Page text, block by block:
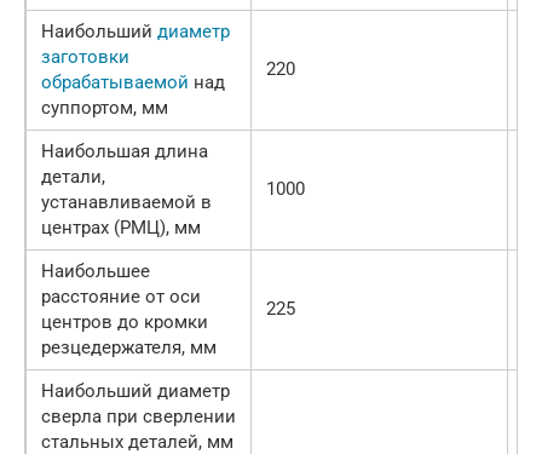
Наибольший диаметр
заготовки
обрабатываемой над
суппортом, мм
220
Наибольшая длина
детали,
устанавливаемой в
центрах (РМЦ), мм
1000
Наибольшее
расстояние от оси
центров до кромки
резцедержателя, мм
225
Наибольший диаметр
сверла при сверлении
стальных деталей, мм